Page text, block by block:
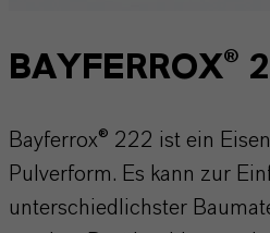
BAYFERROX®
Bayferrox® 222 ist ein
Pulverform. Es kann zur
unterschiedlichster